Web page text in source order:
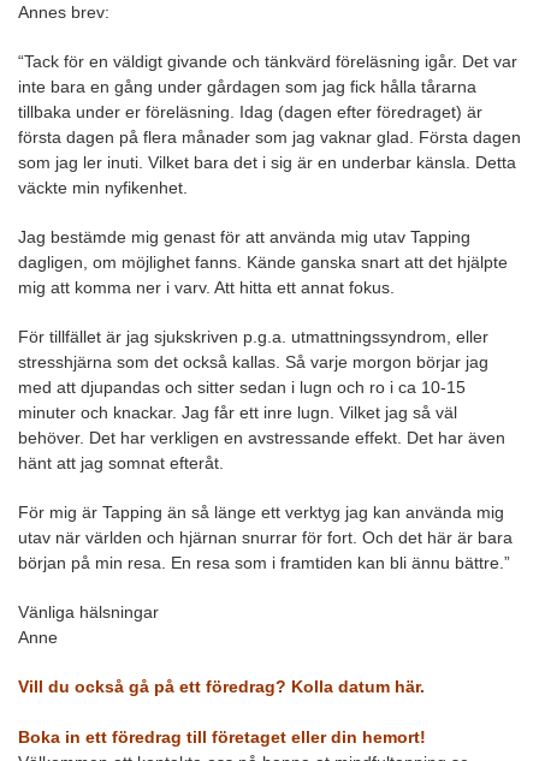
Annes brev:
“Tack för en väldigt givande och tänkvärd föreläsning igår. Det var
inte bara en gång under gårdagen som jag fick hålla tårarna
tillbaka under er föreläsning. Idag (dagen efter föredraget) är
första dagen på flera månader som jag vaknar glad. Första dagen
som jag ler inuti. Vilket bara det i sig är en underbar känsla. Detta
väckte min nyfikenhet.
Jag bestämde mig genast för att använda mig utav Tapping
dagligen, om möjlighet fanns. Kände ganska snart att det hjälpte
mig att komma ner i varv. Att hitta ett annat fokus.
För tillfället är jag sjukskriven p.g.a. utmattningssyndrom, eller
stresshjärna som det också kallas. Så varje morgon börjar jag
med att djupandas och sitter sedan i lugn och ro i ca 10-15
minuter och knackar. Jag får ett inre lugn. Vilket jag så väl
behöver. Det har verkligen en avstressande effekt. Det har även
hänt att jag somnat efteråt.
För mig är Tapping än så länge ett verktyg jag kan använda mig
utav när världen och hjärnan snurrar för fort. Och det här är bara
början på min resa. En resa som i framtiden kan bli ännu bättre.”
Vänliga hälsningar
Anne
Vill du också gå på ett föredrag? Kolla datum här.
Boka in ett föredrag till företaget eller din hemort!